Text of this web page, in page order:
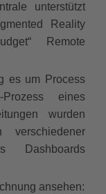
unterstützt
Reality
Remote
es um Process
eines
wurden
verschiedener
Dashboards
ansehen: